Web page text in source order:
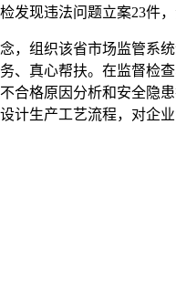
发现违法问题立案23件
，组织该省市场监管系
、真心帮扶。在监督检
合格原因分析和安全
生产工艺流程，对企